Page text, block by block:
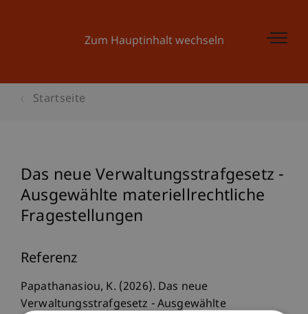
Zum Hauptinhalt wechseln
Startseite
Das neue Verwaltungsstrafgesetz -
Ausgewählte materiellrechtliche
Fragestellungen
Referenz
Papathanasiou, K. (2026). Das neue
Verwaltungsstrafgesetz - Ausgewählte